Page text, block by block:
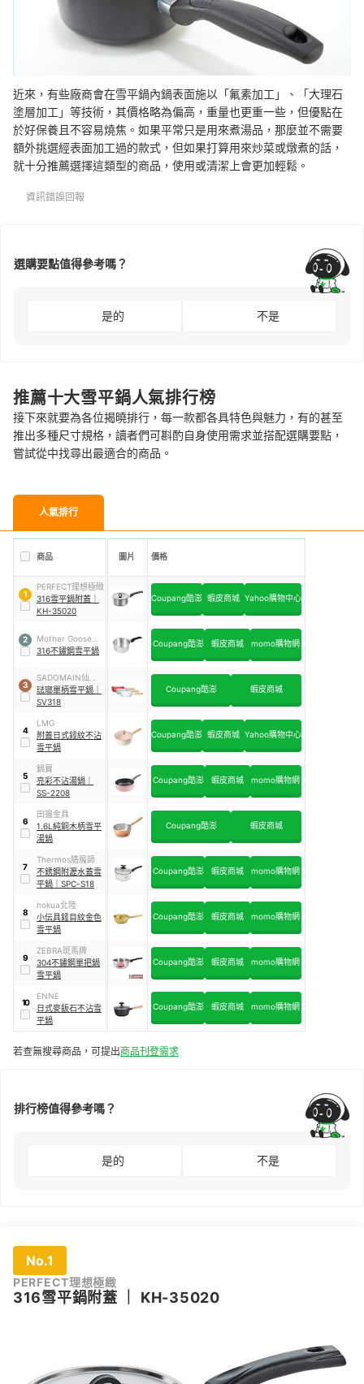
近來，有些廠商會在雪平鍋內鍋表面施以「氟素加工」、「大理石
塗層加工」等技術，其價格略為偏高，重量也更重一些，但優點在
於好保養且不容易燒焦。如果平常只是用來煮湯品，那麼並不需要
額外挑選經表面加工過的款式，但如果打算用來炒菜或燉煮的話，
就十分推薦選擇這類型的商品，使用或清潔上會更加輕鬆。
資訊錯誤回報
選購要點值得參考嗎？
是的 不是
推薦十大雪平鍋人氣排行榜
接下來就要為各位揭曉排行，每一款都各具特色與魅力，有的甚至
推出多種尺寸規格，讀者們可斟酌自身使用需求並搭配選購要點，
嘗試從中找尋出最適合的商品。
人氣排行
商品 圖片 價格
1
PERFECT理想極緻
316雪平鍋附蓋
KH-35020
Coupang酷澎 蝦皮商城 Yahoo購物中心
2
Mother Goose鵝
媽媽
316不鏽鋼雪平鍋
Coupang酷澎 蝦皮商城 momo購物網
3
SADOMAIN仙德
曼
琺瑯單柄雪平鍋
SV318
Coupang酷澎 蝦皮商城
4
LMG
附蓋日式錘紋不沾
雪平鍋
Coupang酷澎 蝦皮商城 Yahoo購物中心
5
鍋寶
亮彩不沾湯鍋
SS-2208
Coupang酷澎 蝦皮商城 momo購物網
6
田邊金具
1.6L純銅木柄雪平
湯鍋
Coupang酷澎 蝦皮商城
7
Thermos膳魔師
不銹鋼附瀝水蓋雪
平鍋
SPC-S18
Coupang酷澎 蝦皮商城 momo購物網
8
hokua北陸
小伝具錘目紋金色
雪平鍋
Coupang酷澎 蝦皮商城 momo購物網
9
ZEBRA斑馬牌
304不鏽鋼單把鍋
雪平鍋
Coupang酷澎 蝦皮商城 momo購物網
10
ENNE
日式麥飯石不沾雪
平鍋
Coupang酷澎 蝦皮商城 momo購物網
若查無搜尋商品，可提出商品刊登需求
排行榜值得參考嗎？
是的 不是
No.1
PERFECT理想極緻
316雪平鍋附蓋 KH-35020